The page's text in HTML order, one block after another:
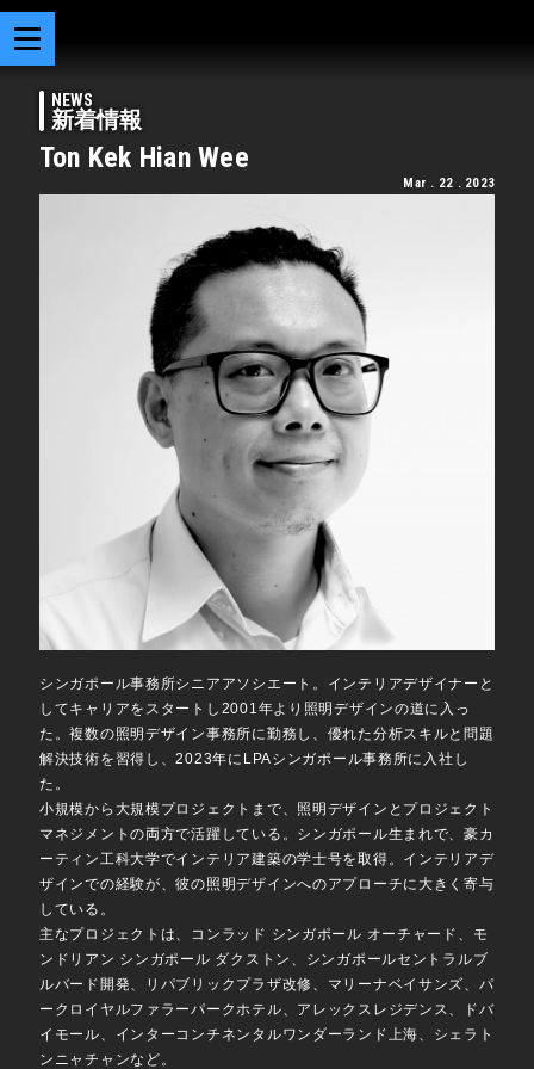
NEWS
新着情報
Ton Kek Hian Wee
Mar . 22 . 2023
シンガポール事務所シニアアソシエート。インテリアデザイナーと
してキャリアをスタートし 2001年より照明デザインの道に入っ
た。複数の照明デザイン事務所に勤務し、優れた分析スキルと問題
解決技術を習得し、2023年に LPAシンガポール事務所に入社し
た。
小規模から大規模プロジェクトまで、照明デザインとプロジェクト
マネジメントの両方で活躍している。シンガポール生まれで、豪カ
ーティン工科大学でインテリア建築の学士号を取得。インテリアデ
ザインでの経験が、彼の照明デザインへのアプローチに大きく寄与
している。
主なプロジェクトは、コンラッド シンガポール オーチャード、モ
ンドリアン シンガポール ダクストン、シンガポールセントラルブ
ルバード開発、リパブリックプラザ改修、マリーナベイサンズ、パ
ークロイヤルファラーパークホテル、アレックスレジデンス、ドバ
イモール、インターコンチネンタルワンダーランド上海、シェラト
ンニャチャンなど。